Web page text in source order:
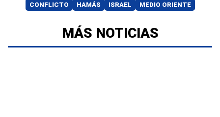
CONFLICTO HAMÁS ISRAEL MEDIO ORIENTE
MÁS NOTICIAS